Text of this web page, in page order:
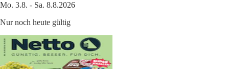
Mo. 3.8. - Sa. 8.8.2026
Nur noch heute gültig